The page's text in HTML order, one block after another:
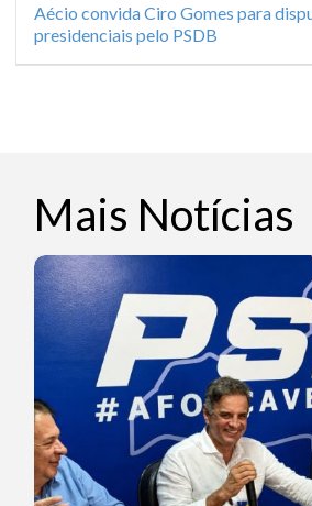
Aécio convida Ciro Gomes para
presidenciais pelo PSDB
Mais Notícias